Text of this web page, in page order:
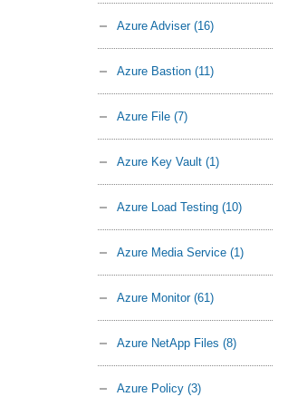
Azure Adviser (16)
Azure Bastion (11)
Azure File (7)
Azure Key Vault (1)
Azure Load Testing (10)
Azure Media Service (1)
Azure Monitor (61)
Azure NetApp Files (8)
Azure Policy (3)